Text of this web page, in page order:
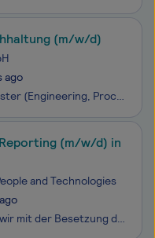
(m/w/d)
ago
Wir sind ein EPC-Dienstleister (Engineering, Procurement and Construction) mit Hauptsitz in Malaysia. Aktuell arbeiten wir in Dresden an einem spannenden Halbleiterprojekt für einen weltweit führenden Kunden. Dabei übernehmen wir spezialisierte Leistungen in den reichen Reinraumarchitektur sowie me
(m/w/d) in
and Technologies
Für unseren Kunden sind wir mit der Besetzung der Position Leiter Buchhaltung & Reporting (m/w/d) in Direktvermittlung in Direktvermittlung für den Raum Meißen beauftragt worden. Das Unternehmen befindet sich mit einem neuen Management in einer Phase des starken Wachstums und der Neuausrichtung.